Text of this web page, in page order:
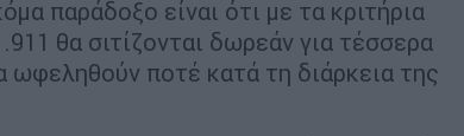
παράδοξο είναι ότι με τα κριτήρια
θα σιτίζονται δωρεάν για τέσσερα
ωφεληθούν ποτέ κατά τη διάρκεια της